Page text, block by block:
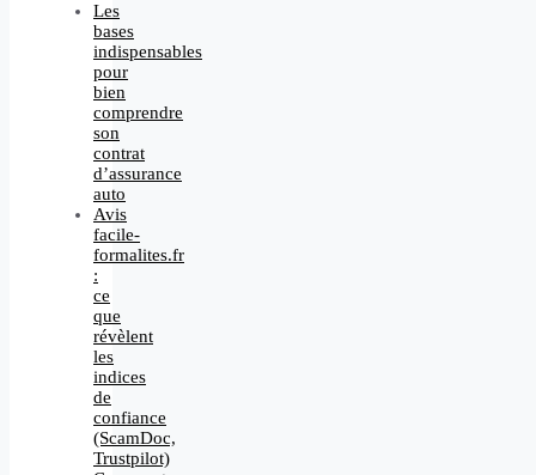
Les
bases
indispensables
pour
bien
comprendre
son
contrat
d’assurance
auto
Avis
facile-
formalites.fr
:
ce
que
révèlent
les
indices
de
confiance
(ScamDoc,
Trustpilot)